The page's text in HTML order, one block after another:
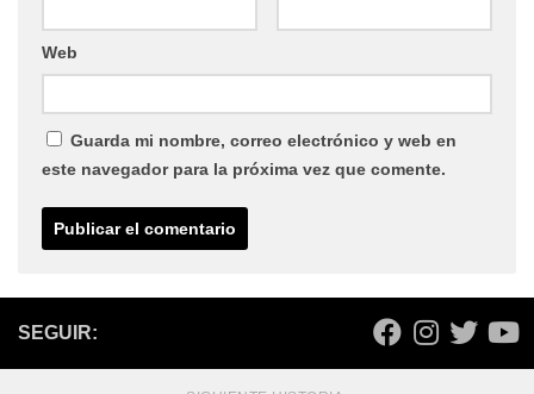
Web
Guarda mi nombre, correo electrónico y web en
este navegador para la próxima vez que comente.
SEGUIR: